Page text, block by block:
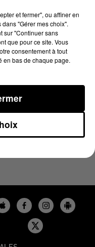
03/2025 À 11H00
et fermer", ou affiner en
"Gérer mes choix".
sur "Continuer sans
que pour ce site. Vous
consentement à tout
en bas de chaque page.